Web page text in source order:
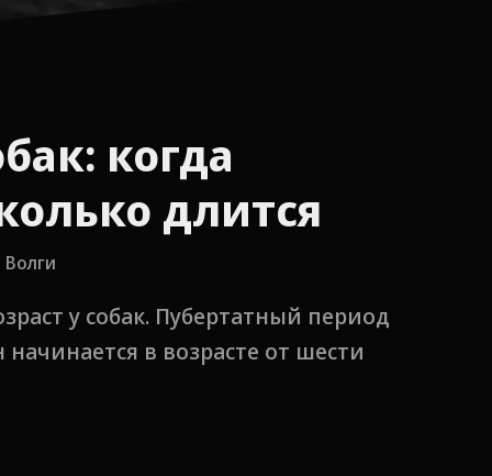
когда
длится
Волги
у собак. Пубертатный период
в возрасте от шести